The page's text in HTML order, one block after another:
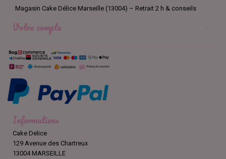
Magasin Cake Délice Marseille (13004) – Retrait 2 h & conseils
Votre compte
Informations
Cake Delice
129 Avenue des Chartreux
13004 MARSEILLE